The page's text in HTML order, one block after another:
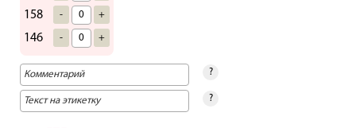
158 - +
146 - +
?
?